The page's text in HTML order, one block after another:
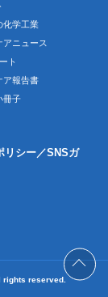
化学工業
アニュース
ト
ア報告書
冊子
リシー／SNSガ
reserved.